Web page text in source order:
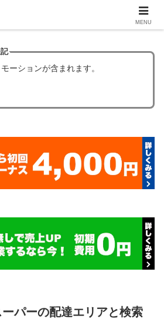
ーションが含まれます。
パーの配達エリアと検索
MENU